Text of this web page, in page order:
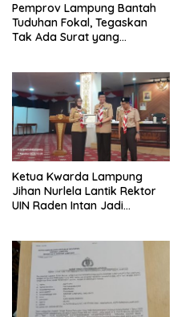
Pemprov Lampung Bantah
Tuduhan Fokal, Tegaskan
Tak Ada Surat yang
Ketua Kwarda Lampung
Jihan Nurlela Lantik Rektor
UIN Raden Intan Jadi